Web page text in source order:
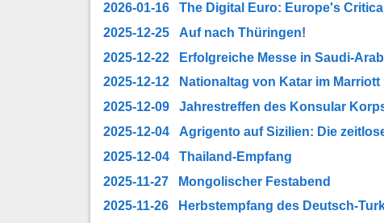
2026-01-16 The Digital Euro: Europe's
2025-12-25 Auf nach Thüringen!
2025-12-22 Erfolgreiche Messe in Saudi-
2025-12-12 Nationaltag von Katar im Marriott
2025-12-09 Jahrestreffen des Konsular
2025-12-04 Agrigento auf Sizilien: Die
2025-12-04 Thailand-Empfang
2025-11-27 Mongolischer Festabend
2025-11-26 Herbstempfang des Deutsch-